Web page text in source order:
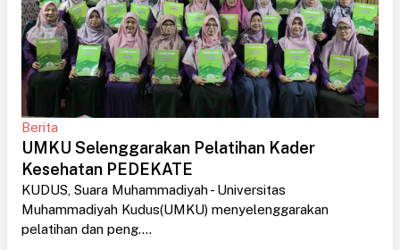
Berita
UMKU Selenggarakan Pelatihan Kader
Kesehatan PEDEKATE
KUDUS, Suara Muhammadiyah - Universitas
Muhammadiyah Kudus(UMKU) menyelenggarakan
pelatihan dan peng....